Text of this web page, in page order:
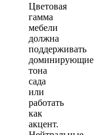
Цветовая
гамма
мебели
должна
поддерживать
доминирующие
тона
сада
или
работать
как
акцент.